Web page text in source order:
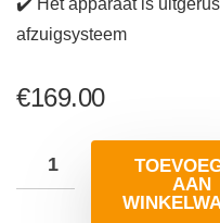
✔️ Het apparaat is
afzuigsysteem
€169.00
AAN